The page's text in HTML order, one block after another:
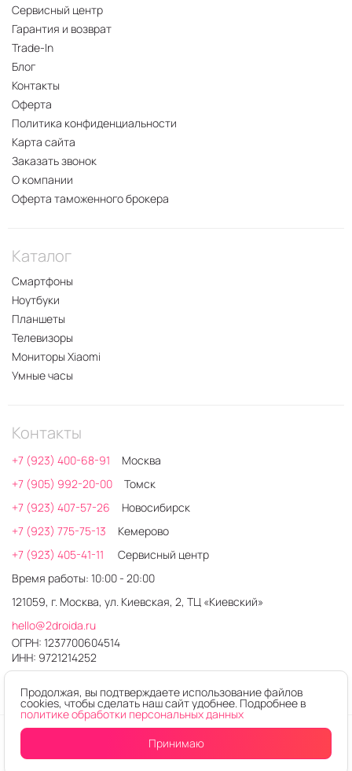
Уведомитьо поступлении
Сервисный центр
Гарантия и возврат
Trade-In
Блог
Контакты
Оферта
Политика конфиденциальности
Карта сайта
Заказать звонок
О компании
Оферта таможенного брокера
Каталог
Смартфоны
Ноутбуки
Планшеты
Телевизоры
Мониторы Xiaomi
Умные часы
Контакты
+7 (923) 400-68-91
Москва
+7 (905) 992-20-00
Томск
+7 (923) 407-57-26
Новосибирск
+7 (923) 775-75-13
Кемерово
+7 (923) 405-41-11
Сервисный центр
Время работы: 10:00 - 20:00
121059, г. Москва, ул. Киевская, 2, ТЦ «Киевский»
hello@2droida.ru
ОГРН: 1237700604514
ИНН: 9721214252
© 2026. Любое использование контента без письменного
Интернет-магазин электроники 2DROIDA
Продолжая, вы подтверждаете использование файлов
cookies, чтобы сделать наш сайт удобнее. Подробнее в
политике обработки персональных данных
Принимаю